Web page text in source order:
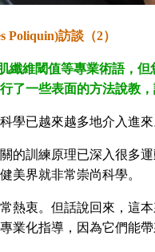
Poliquin)訪談（2）
纖維閾值等專業術語，
了一些表面的方法說教
學已越來越多地介入進來
的訓練原理已深入很多
美界就非常崇尚科學。
熱衷。但話說回來，這
業化指導，因為它們能帶